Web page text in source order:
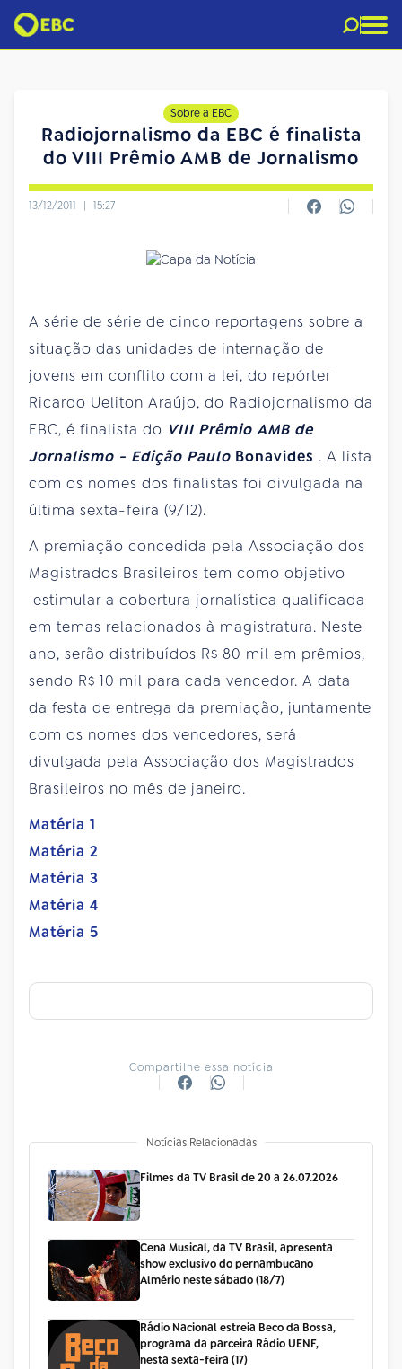
Sobre a EBC
Radiojornalismo da EBC é finalista
do VIII Prêmio AMB de Jornalismo
13/12/2011 | 15:27
A série de série de cinco reportagens sobre a
situação das unidades de internação de
jovens em conflito com a lei, do repórter
Ricardo Ueliton Araújo, do Radiojornalismo da
EBC, é finalista do VIII Prêmio AMB de
Jornalismo - Edição Paulo Bonavides . A lista
com os nomes dos finalistas foi divulgada na
última sexta-feira (9/12).
A premiação concedida pela Associação dos
Magistrados Brasileiros tem como objetivo
estimular a cobertura jornalística qualificada
em temas relacionados à magistratura. Neste
ano, serão distribuídos R$ 80 mil em prêmios,
sendo R$ 10 mil para cada vencedor. A data
da festa de entrega da premiação, juntamente
com os nomes dos vencedores, será
divulgada pela Associação dos Magistrados
Brasileiros no mês de janeiro.
Matéria 1
Matéria 2
Matéria 3
Matéria 4
Matéria 5
Compartilhe essa notícia
Notícias Relacionadas
Filmes da TV Brasil de 20 a 26.07.2026
Cena Musical, da TV Brasil, apresenta
show exclusivo do pernambucano
Almério neste sábado (18/7)
Rádio Nacional estreia Beco da Bossa,
programa da parceira Rádio UENF,
nesta sexta-feira (17)